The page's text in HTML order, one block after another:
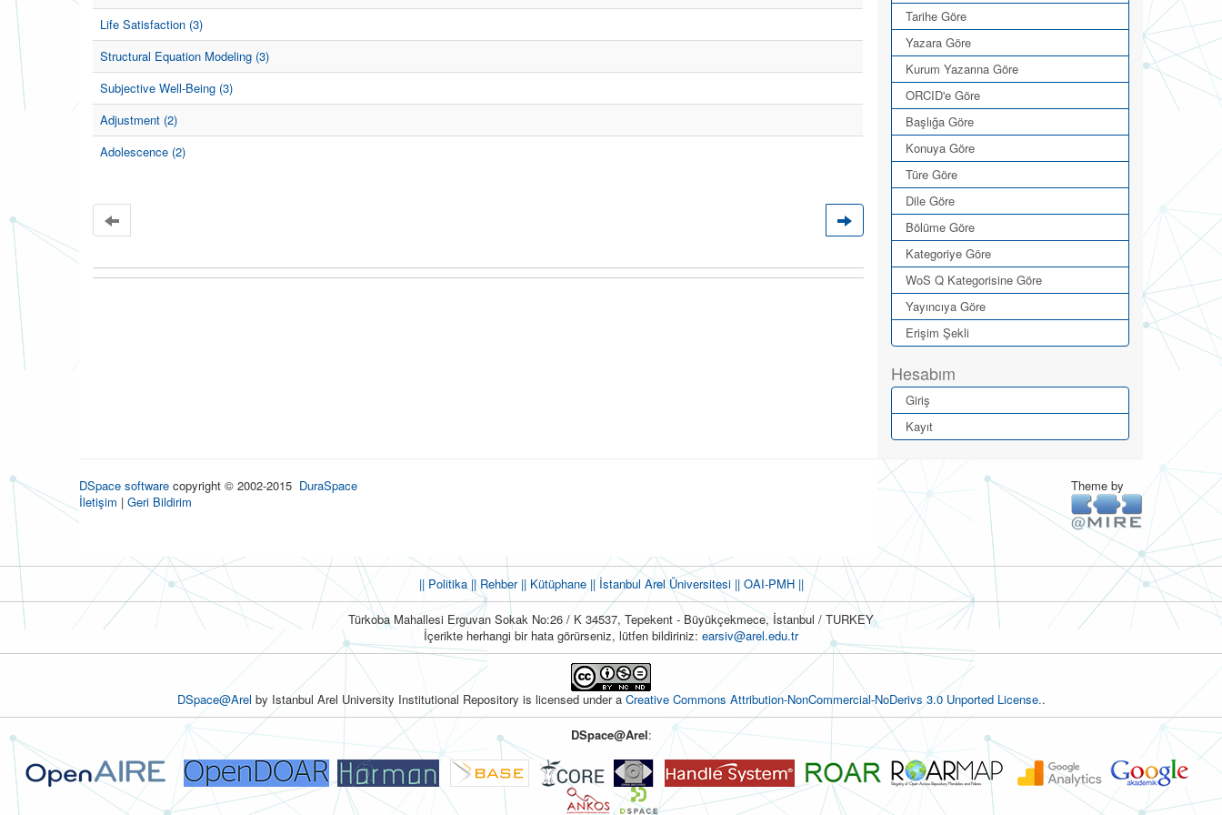
Life Satisfaction (3)
Structural Equation Modeling (3)
Subjective Well-Being (3)
Adjustment (2)
Adolescence (2)
Tarihe Göre
Yazara Göre
Kurum Yazarına Göre
ORCID'e Göre
Başlığa Göre
Konuya Göre
Türe Göre
Dile Göre
Bölüme Göre
Kategoriye Göre
WoS Q Kategorisine Göre
Yayıncıya Göre
Erişim Şekli
Hesabım
Giriş
Kayıt
DSpace software copyright © 2002-2015 DuraSpace
İletişim | Geri Bildirim
Theme by
|| Politika|| Rehber|| Kütüphane|| İstanbul Arel Üniversitesi ||OAI-PMH ||
Türkoba Mahallesi Erguvan Sokak No:26 / K 34537, Tepekent - Büyükçekmece, İstanbul / TURKEY
İçerikte herhangi bir hata görürseniz, lütfen bildiriniz: earsiv@arel.edu.tr
DSpace@Arel by Istanbul Arel University Institutional Repository is licensed under a Creative Commons Attribution-NonCommercial-NoDerivs 3.0 Unported License..
DSpace@Arel: